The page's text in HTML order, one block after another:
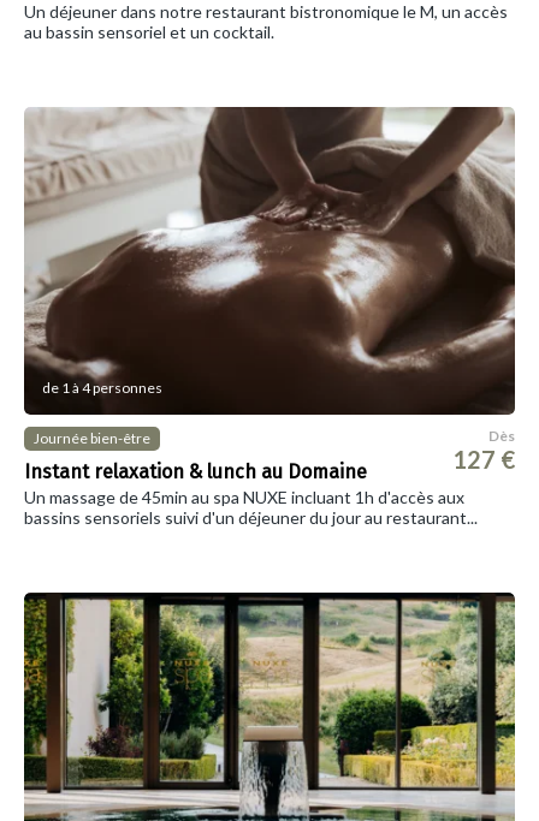
Un déjeuner dans notre restaurant bistronomique le M, un accès
au bassin sensoriel et un cocktail.
de 1 à 4 personnes
Journée bien-être
Instant relaxation & lunch au Domaine
Dès
127 €
Un massage de 45min au spa NUXE incluant 1h d'accès aux
bassins sensoriels suivi d'un déjeuner du jour au restaurant...